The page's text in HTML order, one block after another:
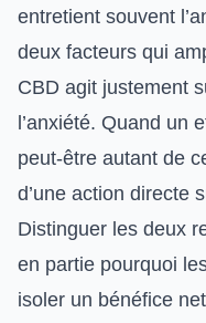
entretient souvent
deux facteurs qui
CBD agit justement
l’anxiété. Quand un
peut-être autant de
d’une action directe
Distinguer les deux
en partie pourquoi
isoler un bénéfice